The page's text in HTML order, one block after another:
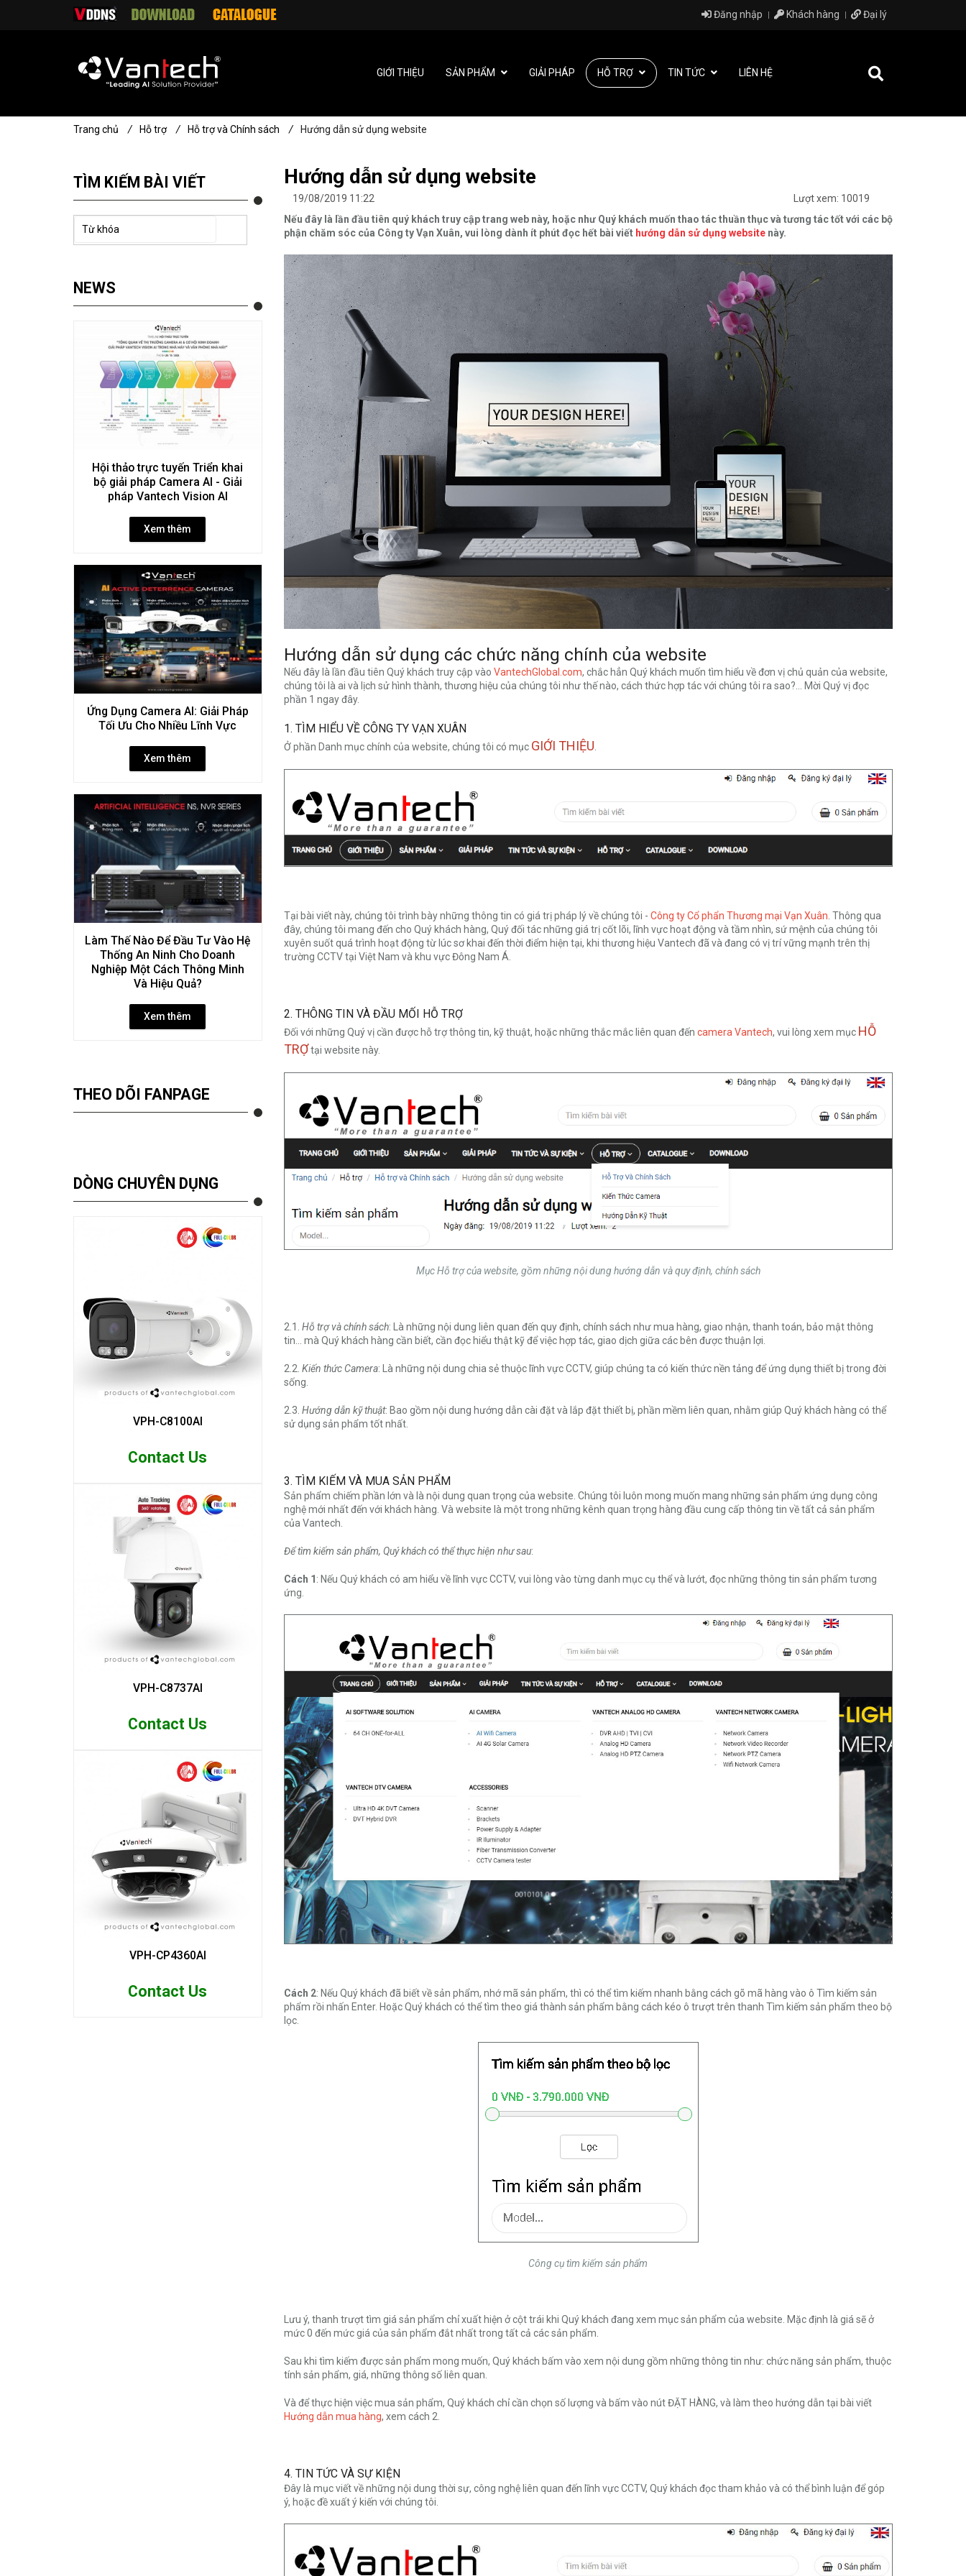
Hướng dẫn sử dụng website
19/08/2019 11:22
Lượt xem: 10019
Nếu đây là lần đầu tiên quý khách truy cập trang web này, hoặc như Quý khách muốn thao tác thuần thục và tương tác tốt với các bộ
phận chăm sóc của Công ty Vạn Xuân, vui lòng dành ít phút đọc hết bài viết hướng dẫn sử dụng websitenày.
Hướng dẫn sử dụng các chức năng chính của website
Nếu đây là lần đầu tiên Quý khách truy cập vào VantechGlobal.com, chắc hẳn Quý khách muốn tìm hiểu về đơn vị chủ quản của website,
chúng tôi là ai và lịch sử hình thành, thương hiệu của chúng tôi như thế nào, cách thức hợp tác với chúng tôi ra sao?... Mời Quý vị đọc
phần 1 ngay đây.
1. TÌM HIỂU VỀ CÔNG TY VẠN XUÂN
Ở phần Danh mục chính của website, chúng tôi có mục GIỚI THIỆU
Tại bài viết này, chúng tôi trình bày những thông tin có giá trị pháp lý về chúng tôi - Công ty Cổ phẩn Thương mại Vạn Xuân. Thông qua
đây, chúng tôi mang đến cho Quý khách hàng, Quý đối tác những giá trị cốt lõi, lĩnh vực hoạt động và tầm nhìn, sứ mệnh của chúng tôi
xuyên suốt quá trình hoạt động từ lúc sơ khai đến thời điểm hiện tại, khi thương hiệu Vantech đã và đang có vị trí vững mạnh trên thị
trường CCTV tại Việt Nam và khu vực Đông Nam Á.
2. THÔNG TIN VÀ ĐẦU MỐI HỖ TRỢ
Đối với những Quý vị cần được hỗ trợ thông tin, kỹ thuật, hoặc những thắc mắc liên quan đến camera Vantech, vui lòng xem mục HỖ
TRỢtại website này.
Mục Hỗ trợ của website, gồm những nội dung hướng dẫn và quy định, chính sách
2.1. Hỗ trợ và chính sách: Là những nội dung liên quan đến quy định, chính sách như mua hàng, giao nhận, thanh toán, bảo mật thông
tin... mà Quý khách hàng cần biết, cần đọc hiểu thật kỹ để việc hợp tác, giao dịch giữa các bên được thuận lợi.
2.2. Kiến thức Camera: Là những nội dung chia sẻ thuộc lĩnh vực CCTV, giúp chúng ta có kiến thức nền tảng để ứng dụng thiết bị trong đời
sống.
2.3. Hướng dẫn kỹ thuật: Bao gồm nội dung hướng dẫn cài đặt và lắp đặt thiết bị, phần mềm liên quan, nhằm giúp Quý khách hàng có thể
sử dụng sản phẩm tốt nhất.
3. TÌM KIẾM VÀ MUA SẢN PHẨM
Sản phẩm chiếm phần lớn và là nội dung quan trọng của website. Chúng tôi luôn mong muốn mang những sản phẩm ứng dụng công
nghệ mới nhất đến với khách hàng. Và website là một trong những kênh quan trọng hàng đầu cung cấp thông tin về tất cả sản phẩm
của Vantech.
Để tìm kiếm sản phẩm, Quý khách có thể thực hiện như sau:
Cách 1 : Nếu Quý khách có am hiểu về lĩnh vực CCTV, vui lòng vào từng danh mục cụ thể và lướt, đọc những thông tin sản phẩm tương
ứng.
Cách 2: Nếu Quý khách đã biết về sản phẩm, nhớ mã sản phẩm, thì có thể tìm kiếm nhanh bằng cách gõ mã hàng vào ô Tìm kiếm sản
phẩm rồi nhấn Enter. Hoặc Quý khách có thể tìm theo giá thành sản phẩm bằng cách kéo ô trượt trên thanh Tìm kiếm sản phẩm theo bộ
lọc.
Công cụ tìm kiếm sản phẩm
Lưu ý, thanh trượt tìm giá sản phẩm chỉ xuất hiện ở cột trái khi Quý khách đang xem mục sản phẩm của website. Mặc định là giá sẽ ở
mức 0 đến mức giá của sản phẩm đắt nhất trong tất cả các sản phẩm.
Sau khi tìm kiếm được sản phẩm mong muốn, Quý khách bấm vào xem nội dung gồm những thông tin như: chức năng sản phẩm, thuộc
tính sản phẩm, giá, những thông số liên quan.
Và để thực hiện việc mua sản phẩm, Quý khách chỉ cần chọn số lượng và bấm vào nút ĐẶT HÀNG, và làm theo hướng dẫn tại bài viết
Hướng dẫn mua hàng, xem cách 2.
4. TIN TỨC VÀ SỰ KIỆN
Đây là mục viết về những nội dung thời sự, công nghệ liên quan đến lĩnh vực CCTV, Quý khách đọc tham khảo và có thể bình luận để góp
ý, hoặc đề xuất ý kiến với chúng tôi.
TÌM KIẾM BÀI VIẾT
NEWS
Hội thảo trực tuyến Triển khai
bộ giải pháp Camera AI - Giải
pháp Vantech Vision AI
Xem thêm
Ứng Dụng Camera AI: Giải Pháp
Tối Ưu Cho Nhiều Lĩnh Vực
Xem thêm
Làm Thế Nào Để Đầu Tư Vào Hệ
Thống An Ninh Cho Doanh
Nghiệp Một Cách Thông Minh
Và Hiệu Quả?
Xem thêm
THEO DÕI FANPAGE
DÒNG CHUYÊN DỤNG
VPH-C8100AI
Contact Us
VPH-C8737AI
Contact Us
VPH-CP4360AI
Contact Us
Trang chủ / Hỗ trợ / Hỗ trợ và Chính sách / Hướng dẫn sử dụng website
Đăng nhập Khách hàng Đại lý
GIỚI THIỆU SẢN PHẨM GIẢI PHÁP HỖ TRỢ TIN TỨC LIÊN HỆ